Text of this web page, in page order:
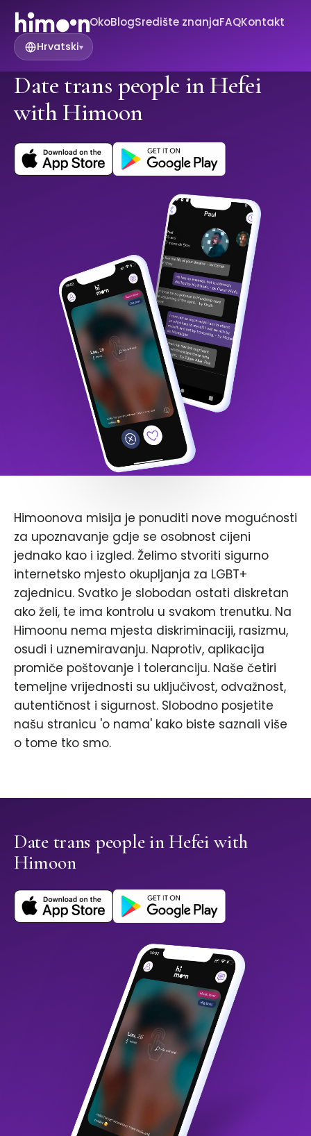
OkoBlogSredište znanjaFAQKontakt
Hrvatski▾
Date trans people in Hefei
with Himoon
Himoonova misija je ponuditi nove mogućnosti
za upoznavanje gdje se osobnost cijeni
jednako kao i izgled. Želimo stvoriti sigurno
internetsko mjesto okupljanja za LGBT+
zajednicu. Svatko je slobodan ostati diskretan
ako želi, te ima kontrolu u svakom trenutku. Na
Himoonu nema mjesta diskriminaciji, rasizmu,
osudi i uznemiravanju. Naprotiv, aplikacija
promiče poštovanje i toleranciju. Naše četiri
temeljne vrijednosti su uključivost, odvažnost,
autentičnost i sigurnost. Slobodno posjetite
našu stranicu 'o nama' kako biste saznali više
o tome tko smo.
Date trans people in Hefei with
Himoon